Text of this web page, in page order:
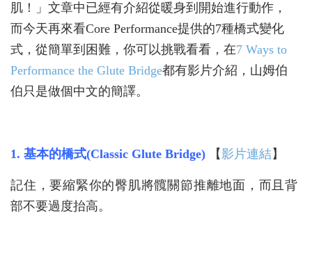
肌！」文章中已經有介紹從暖身到開始進行動作，
而今天再來看Core Performance提供的7種橋式變化
式，從簡單到困難，你可以挑戰看看，在7 Ways to
Performance the Glute Bridge都有影片介紹，山姆伯
伯只是做個中文的簡譯。
1. 基本的橋式(Classic Glute Bridge) 【影片連結 】
記住，要縮緊你的臀肌將髖關節推離地面，而且背
部不要過度抬高。